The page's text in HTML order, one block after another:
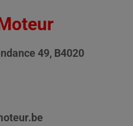
49, B4020